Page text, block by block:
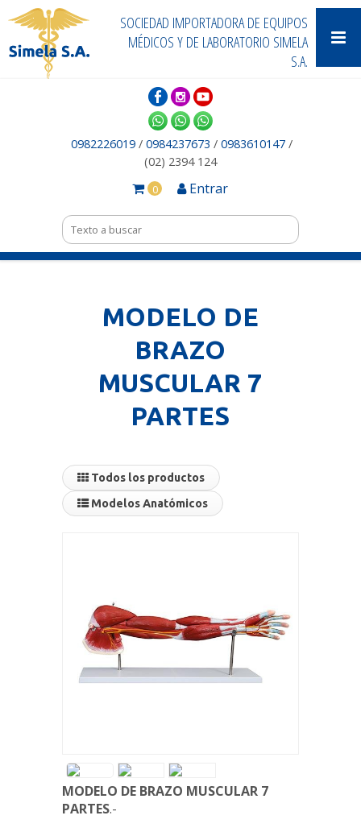
SOCIEDAD IMPORTADORA DE EQUIPOS
MÉDICOS Y DE LABORATORIO SIMELA
S.A.
0982226019/0984237673 /0983610147 /
(02) 2394 124
0 Entrar
MODELO DE
BRAZO
MUSCULAR 7
PARTES
Todos los productos
Modelos Anatómicos
MODELO DE BRAZO MUSCULAR 7
PARTES.-